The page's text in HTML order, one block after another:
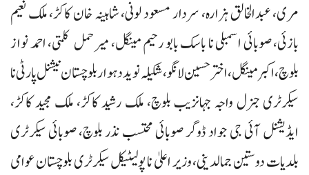
مری، عبدالخالق ہزارہ، سردار مسعود لونی، شاہینہ خان کاکڑ، ملک نعیم
بازئی، صوبائی اسمبلی نا باسک بابو رحیم مینگل، میر حمل کلمتی، احمد نواز
بلوچ، اکبر مینگل، اختر حسین لانگو، شکیلہ نوید دہوار بلوچستان نیشنل پارٹی نا
سیکرٹری جنرل واجہ جہانزیب بلوچ، ملک رشید کاکڑ، ملک مجید کاکڑ،
ایڈیشنل آئی جی جواد ڈوگر صوبائی محتسب نذر بلوچ، صوبائی سیکرٹری
بلدیات دوستین جمالدینی، وزیر اعلیٰ نا پولیٹیکل سیکرٹری بلوچستان عوامی